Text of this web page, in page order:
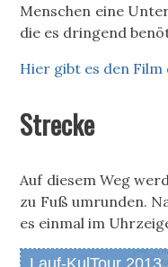
Menschen eine
die es dringend
Hier gibt es den
Strecke
Auf diesem Weg
zu Fuß umrunden.
es einmal im